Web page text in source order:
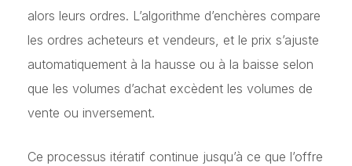
alors leurs ordres. L’algorithme d’enchères compare
les ordres acheteurs et vendeurs, et le prix s’ajuste
automatiquement à la hausse ou à la baisse selon
que les volumes d’achat excèdent les volumes de
vente ou inversement.
Ce processus itératif continue jusqu’à ce que l’offre